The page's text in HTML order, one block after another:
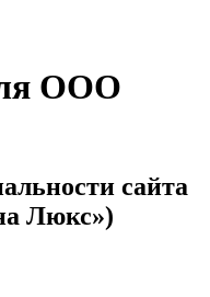
ООО
сайта
Люкс»)